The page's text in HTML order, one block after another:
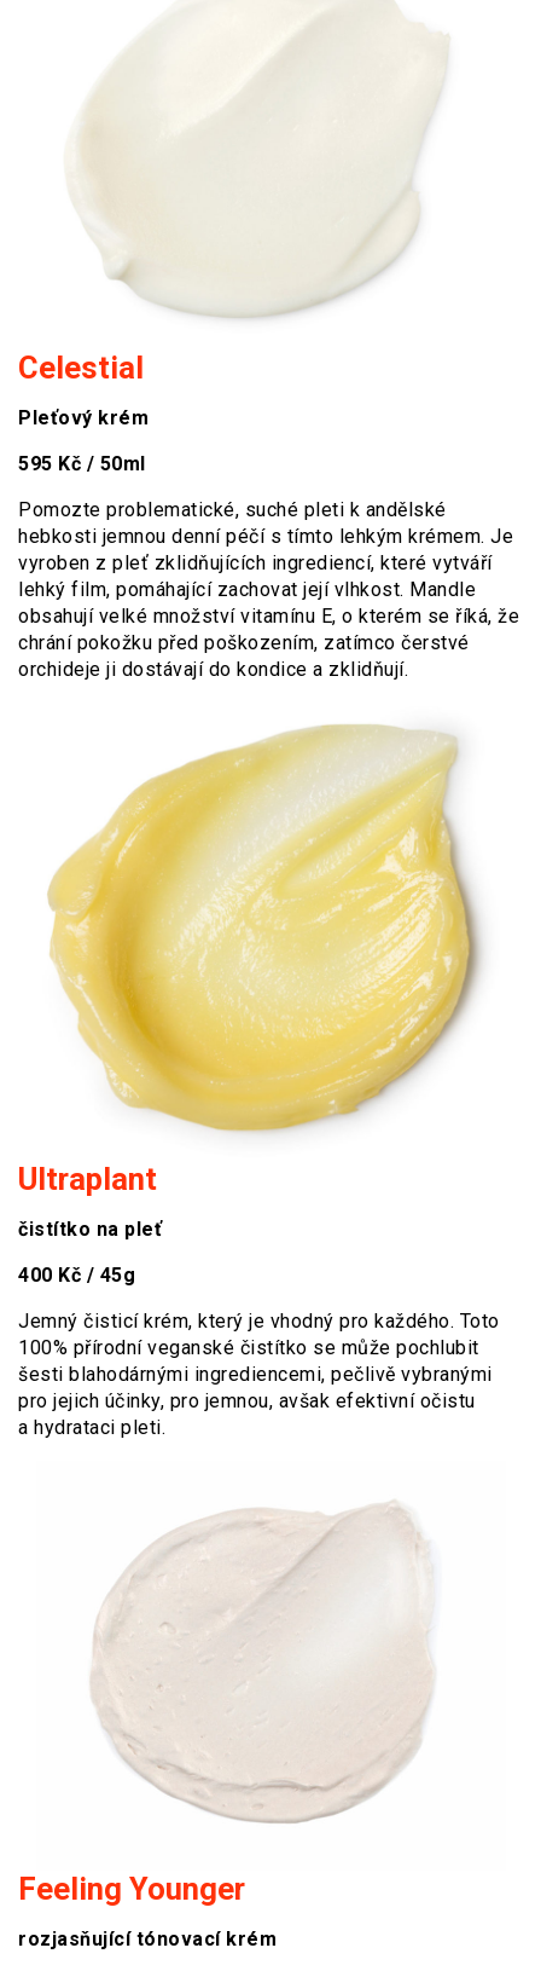
Celestial
Pleťový krém
595 Kč / 50ml
Pomozte problematické, suché pleti k andělské
hebkosti jemnou denní péčí s tímto lehkým krémem. Je
vyroben z pleť zklidňujících ingrediencí, které vytváří
lehký film, pomáhající zachovat její vlhkost. Mandle
obsahují velké množství vitamínu E, o kterém se říká, že
chrání pokožku před poškozením, zatímco čerstvé
orchideje ji dostávají do kondice a zklidňují.
Ultraplant
čistítko na pleť
400 Kč / 45g
Jemný čisticí krém, který je vhodný pro každého. Toto
100% přírodní veganské čistítko se může pochlubit
šesti blahodárnými ingrediencemi, pečlivě vybranými
pro jejich účinky, pro jemnou, avšak efektivní očistu
a hydrataci pleti.
Feeling Younger
rozjasňující tónovací krém